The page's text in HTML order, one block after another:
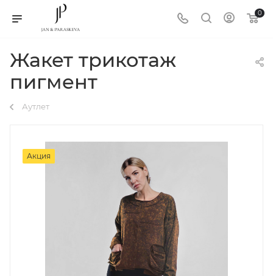
0
Жакет трикотаж
пигмент
Аутлет
Акция